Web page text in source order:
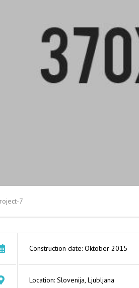
7
Construction date: Oktober 2015
Location: Slovenija, Ljubljana